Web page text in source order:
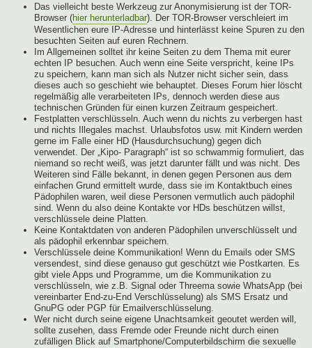
Das vielleicht beste Werkzeug zur Anonymisierung ist der TOR-
Browser (hier herunterladbar). Der TOR-Browser verschleiert im
Wesentlichen eure IP-Adresse und hinterlässt keine Spuren zu den
besuchten Seiten auf euren Rechnern.
Im Allgemeinen solltet ihr keine Seiten zu dem Thema mit eurer
echten IP besuchen. Auch wenn eine Seite verspricht, keine IPs
zu speichern, kann man sich als Nutzer nicht sicher sein, dass
dieses auch so geschieht wie behauptet. Dieses Forum hier löscht
regelmäßig alle verarbeiteten IPs, dennoch werden diese aus
technischen Gründen für einen kurzen Zeitraum gespeichert.
Festplatten verschlüsseln. Auch wenn du nichts zu verbergen hast
und nichts Illegales machst. Urlaubsfotos usw. mit Kindern werden
gerne im Falle einer HD (Hausdurchsuchung) gegen dich
verwendet. Der „Kipo- Paragraph“ ist so schwammig formuliert, das
niemand so recht weiß, was jetzt darunter fällt und was nicht. Des
Weiteren sind Fälle bekannt, in denen gegen Personen aus dem
einfachen Grund ermittelt wurde, dass sie im Kontaktbuch eines
Pädophilen waren, weil diese Personen vermutlich auch pädophil
sind. Wenn du also deine Kontakte vor HDs beschützen willst,
verschlüssele deine Platten.
Keine Kontaktdaten von anderen Pädophilen unverschlüsselt und
als pädophil erkennbar speichern.
Verschlüssele deine Kommunikation! Wenn du Emails oder SMS
versendest, sind diese genauso gut geschützt wie Postkarten. Es
gibt viele Apps und Programme, um die Kommunikation zu
verschlüsseln, wie z.B. Signal oder Threema sowie WhatsApp (bei
vereinbarter End-zu-End Verschlüsselung) als SMS Ersatz und
GnuPG oder PGP für Emailverschlüsselung.
Wer nicht durch seine eigene Unachtsamkeit geoutet werden will,
sollte zusehen, dass Fremde oder Freunde nicht durch einen
zufälligen Blick auf Smartphone/Computerbildschirm die sexuelle